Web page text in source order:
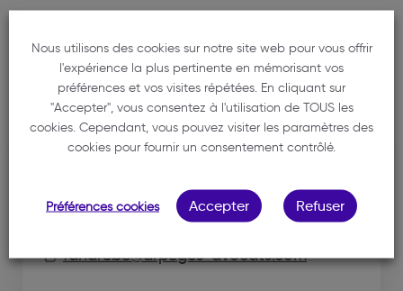
NOS MEMBRES
fandrebe@arpeges-avocats.com
Nous utilisons des cookies sur notre site web pour vous offrir
l'expérience la plus pertinente en mémorisant vos
préférences et vos visites répétées. En cliquant sur
"Accepter", vous consentez à l'utilisation de TOUS les
cookies. Cependant, vous pouvez visiter les paramètres des
cookies pour fournir un consentement contrôlé.
Préférences cookies Accepter Refuser